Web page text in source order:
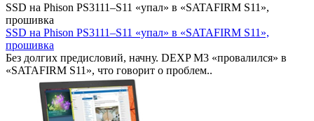
SSD на Phison PS3111–S11 «упал» в «SATAFIRM S11»,
прошивка
SSD на Phison PS3111–S11 «упал» в «SATAFIRM S11»,
прошивка
Без долгих предисловий, начну. DEXP M3 «провалился» в
«SATAFIRM S11», что говорит о проблем..